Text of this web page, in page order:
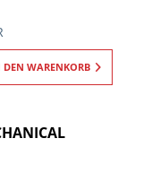
DEN WARENKORB